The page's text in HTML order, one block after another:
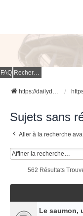
FAQ Rechercher
https://dailydigesthub.com
Sujets sans
Aller à la recherche
562 Résultats
Le saumon,